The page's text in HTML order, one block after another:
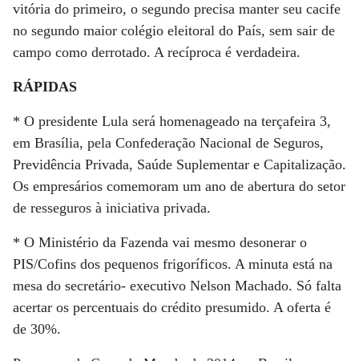
vitória do primeiro, o segundo precisa manter seu cacife
no segundo maior colégio eleitoral do País, sem sair de
campo como derrotado. A recíproca é verdadeira.
RÁPIDAS
* O presidente Lula será homenageado na terçafeira 3,
em Brasília, pela Confederação Nacional de Seguros,
Previdência Privada, Saúde Suplementar e Capitalização.
Os empresários comemoram um ano de abertura do setor
de resseguros à iniciativa privada.
* O Ministério da Fazenda vai mesmo desonerar o
PIS/Cofins dos pequenos frigoríficos. A minuta está na
mesa do secretário- executivo Nelson Machado. Só falta
acertar os percentuais do crédito presumido. A oferta é
de 30%.